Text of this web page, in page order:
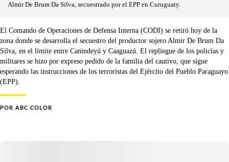
Almir De Brum Da Silva, secuestrado por el EPP en Curuguaty.
El Comando de Operaciones de Defensa Interna (CODI) se retiró hoy de la
zona donde se desarrolla el secuestro del productor sojero Almir De Brum Da
Silva, en el límite entre Canindeyú y Caaguazú. El repliegue de los policías y
militares se hizo por expreso pedido de la familia del cautivo, que sigue
esperando las instrucciones de los terroristas del Ejército del Pueblo Paraguayo
(EPP).
POR ABC COLOR